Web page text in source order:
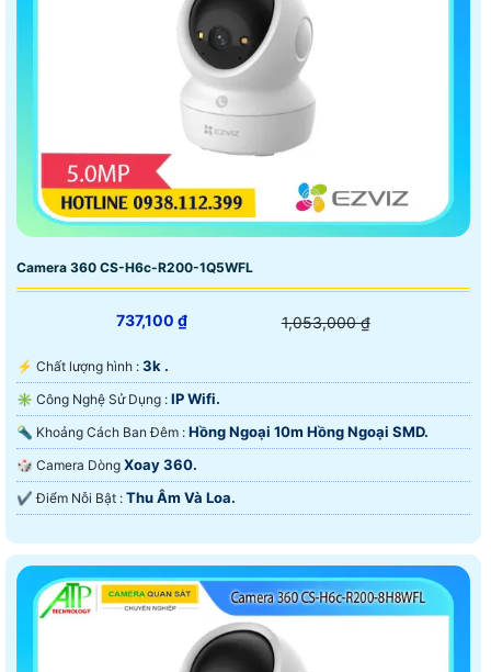
Camera 360 CS-H6c-R200-1Q5WFL
737,100 ₫ 1,053,000 ₫
️⚡ Chất lượng hình : 3k .
✳️ Công Nghệ Sử Dụng : IP Wifi.
🔦 Khoảng Cách Ban Đêm : Hồng Ngoại 10m Hồng Ngoại SMD.
🎲 Camera Dòng Xoay 360.
️✔️ Điểm Nỗi Bật : Thu Âm Và Loa.